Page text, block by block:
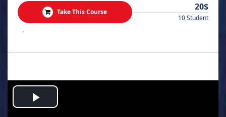
Take This Course 20$
10 Student
.
Play